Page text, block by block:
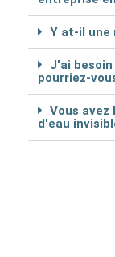
Y at-il une
J'ai
pourriez-
Vous
d'eau